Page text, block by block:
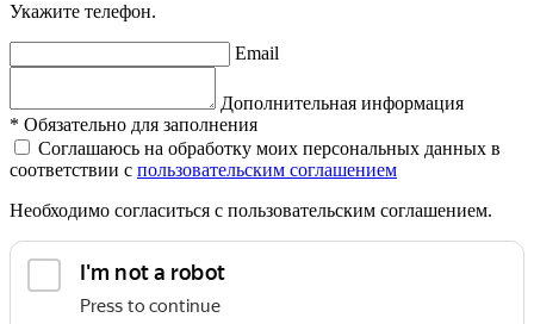
Укажите телефон.
Email
Дополнительная информация
* Обязательно для заполнения
Соглашаюсь на обработку моих персональных данных в
соответствии с пользовательским соглашением
Необходимо согласиться с пользовательским соглашением.